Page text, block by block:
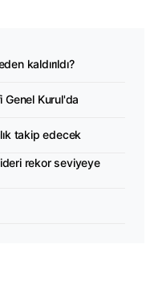
kaldırıldı?
Kurul'da
takip edecek
rekor seviyeye